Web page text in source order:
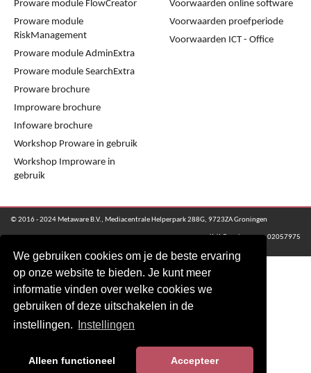
We gebruiken cookies om je de beste ervaring
op onze website te bieden. Je kunt meer
informatie vinden over welke cookies we
gebruiken of deze uitschakelen in de
instellingen.
Instellingen
Alleen functioneel Accepteer
Proware module FlowCreator
Proware module
RiskManagement
Proware module AdminExtra
Proware module SearchExtra
Proware brochure
Improware brochure
Infoware brochure
Workshop Proware in gebruik
Workshop Improware in
gebruik
Voorwaarden online software
Voorwaarden proefperiode
Voorwaarden ICT - Office
© 2016 - 2024 Metaware B.V., Mediacentrale Helperpark 288G, 9723ZA Groningen
KvK Groningen nr: 02057975